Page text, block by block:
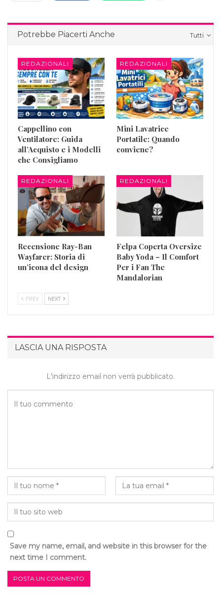
Tutti
Potrebbe Piacerti Anche
REDAZIONALI
Cappellino con
Ventilatore: Guida
all’Acquisto e i Modelli
che Consigliamo
REDAZIONALI
Mini Lavatrice
Portatile: Quando
conviene?
REDAZIONALI
Recensione Ray-Ban
Wayfarer: Storia di
un’icona del design
REDAZIONALI
Felpa Coperta Oversize
Baby Yoda – Il Comfort
Per i Fan The
Mandalorian
PREV NEXT
LASCIA UNA RISPOSTA
L'indirizzo email non verrà pubblicato.
Save my name, email, and website in this browser for the
next time I comment.